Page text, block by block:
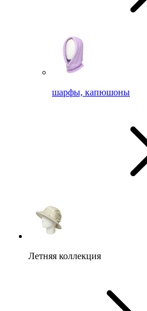
шарфы, капюшоны
Летняя коллекция